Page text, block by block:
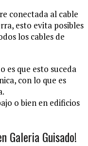
conectada al cable
esto evita posibles
los cables de
es que esto suceda
con lo que es
o bien en edificios
Galeria Guisado!